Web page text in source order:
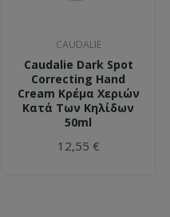
CAUDALIE
Caudalie Dark Spot
Correcting Hand
Cream Κρέμα Χεριών
Κατά Των Κηλίδων
50ml
12,55 €